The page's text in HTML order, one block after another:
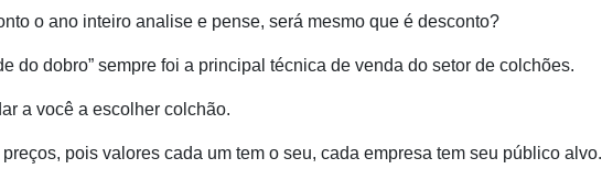
o ano inteiro analise e pense, será mesmo que é desconto?
do dobro” sempre foi a principal técnica de venda do setor de colchões.
a você a escolher colchão.
pois valores cada um tem o seu, cada empresa tem seu público alvo.